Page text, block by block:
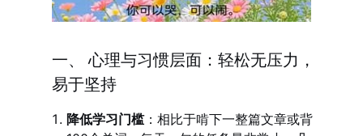
一、 心理与习惯层面：轻松无压力，
易于坚持
降低学习门槛：相比于啃下一整篇文章或背